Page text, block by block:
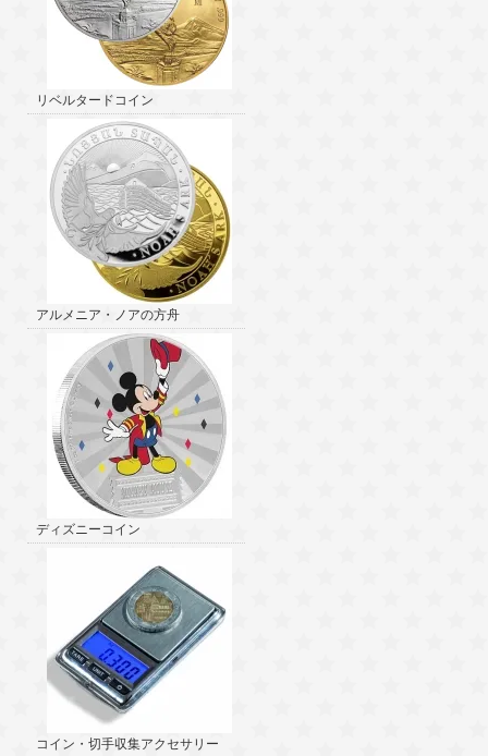
リベルタードコイン
アルメニア・ノアの方舟
ディズニーコイン
コイン・切手収集アクセサリー